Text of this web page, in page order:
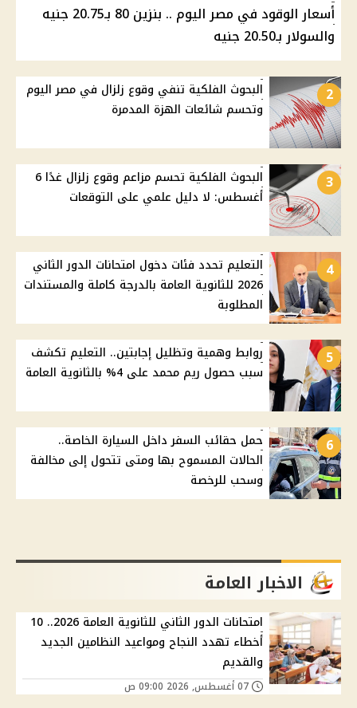
أسعار الوقود في مصر اليوم .. بنزين 80 بـ20.75 جنيه
والسولار بـ20.50 جنيه
2
البحوث الفلكية تنفي وقوع زلزال في مصر اليوم
وتحسم شائعات الهزة المدمرة
3
البحوث الفلكية تحسم مزاعم وقوع زلزال غدًا 6
أغسطس: لا دليل علمي على التوقعات
4
التعليم تحدد فئات دخول امتحانات الدور الثاني
2026 للثانوية العامة بالدرجة كاملة والمستندات
المطلوبة
5
روابط وهمية وتظليل إجابتين.. التعليم تكشف
سبب حصول ريم محمد على 4% بالثانوية العامة
6
حمل حقائب السفر داخل السيارة الخاصة..
الحالات المسموح بها ومتى تتحول إلى مخالفة
وسحب للرخصة
الاخبار العامة
امتحانات الدور الثاني للثانوية العامة 2026.. 10
أخطاء تهدد النجاح ومواعيد النظامين الجديد
والقديم